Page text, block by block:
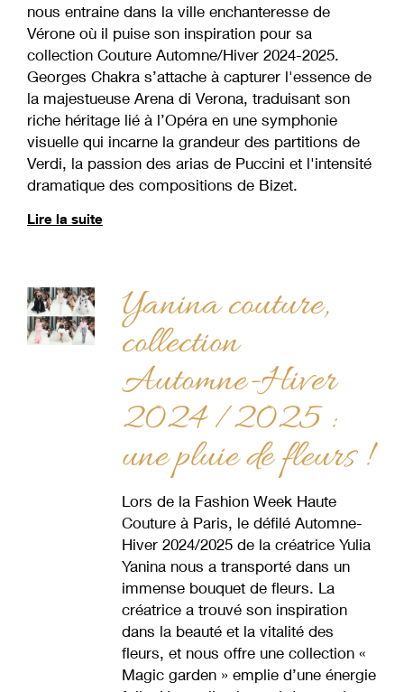
nous entraine dans la ville enchanteresse de
Vérone où il puise son inspiration pour sa
collection Couture Automne/Hiver 2024-2025.
Georges Chakra s’attache à capturer l'essence de
la majestueuse Arena di Verona, traduisant son
riche héritage lié à l’Opéra en une symphonie
visuelle qui incarne la grandeur des partitions de
Verdi, la passion des arias de Puccini et l'intensité
dramatique des compositions de Bizet.
Lire la suite
Yanina couture,
collection
Automne-Hiver
2024 /2025 :
une pluie de fleurs !
Lors de la Fashion Week Haute
Couture à Paris, le défilé Automne-
Hiver 2024/2025 de la créatrice Yulia
Yanina nous a transporté dans un
immense bouquet de fleurs. La
créatrice a trouvé son inspiration
dans la beauté et la vitalité des
fleurs, et nous offre une collection «
Magic garden » emplie d’une énergie